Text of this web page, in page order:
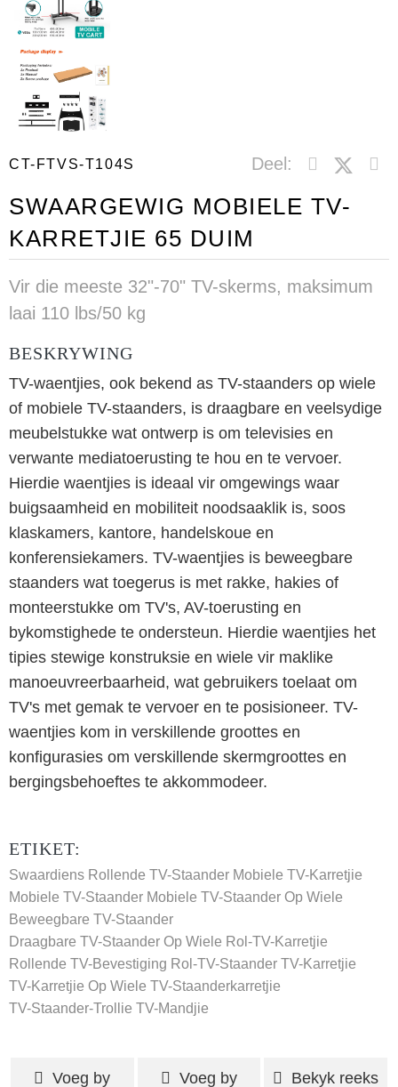
CT-FTVS-T104S Deel:
SWAARGEWIG MOBIELE TV-
KARRETJIE 65 DUIM
Vir die meeste 32"-70" TV-skerms, maksimum
laai 110 lbs/50 kg
BESKRYWING
TV-waentjies, ook bekend as TV-staanders op wiele
of mobiele TV-staanders, is draagbare en veelsydige
meubelstukke wat ontwerp is om televisies en
verwante mediatoerusting te hou en te vervoer.
Hierdie waentjies is ideaal vir omgewings waar
buigsaamheid en mobiliteit noodsaaklik is, soos
klaskamers, kantore, handelskoue en
konferensiekamers. TV-waentjies is beweegbare
staanders wat toegerus is met rakke, hakies of
monteerstukke om TV's, AV-toerusting en
bykomstighede te ondersteun. Hierdie waentjies het
tipies stewige konstruksie en wiele vir maklike
manoeuvreerbaarheid, wat gebruikers toelaat om
TV's met gemak te vervoer en te posisioneer. TV-
waentjies kom in verskillende groottes en
konfigurasies om verskillende skermgroottes en
bergingsbehoeftes te akkommodeer.
ETIKET:
Swaardiens Rollende TV-Staander Mobiele TV-Karretjie
Mobiele TV-Staander Mobiele TV-Staander Op Wiele
Beweegbare TV-Staander
Draagbare TV-Staander Op Wiele Rol-TV-Karretjie
Rollende TV-Bevestiging Rol-TV-Staander TV-Karretjie
TV-Karretjie Op Wiele TV-Staanderkarretjie
TV-Staander-Trollie TV-Mandjie
Voeg by
Voeg by
Bekyk reeks